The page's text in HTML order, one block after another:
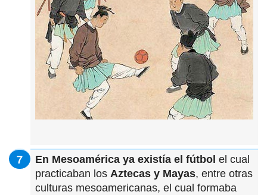
En Mesoamérica ya existía el fútbol el cual
practicaban los Aztecas y Mayas, entre otras
culturas mesoamericanas, el cual formaba